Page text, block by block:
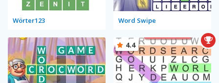
Wörter123 Word Swipe
4.4